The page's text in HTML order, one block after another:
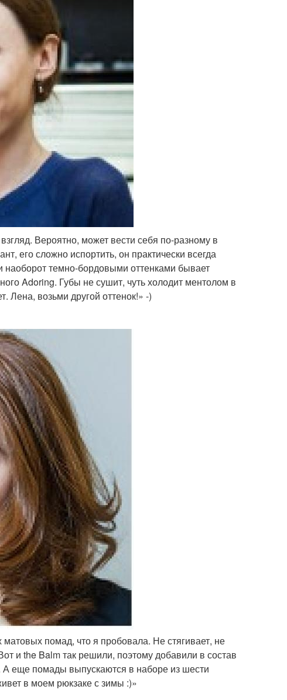
Вероятно, может вести себя по-разному в
его сложно испортить, он практически всегда
наоборот темно-бордовыми оттенками бывает
Adoring. Губы не сушит, чуть холодит ментолом в
Лена, возьми другой оттенок!» -)
помад, что я пробовала. Не стягивает, не
и the Balm так решили, поэтому добавили в состав
еще помады выпускаются в наборе из шести
в моем рюкзаке с зимы :)»